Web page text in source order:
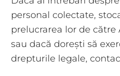
personal colectate,
prelucrarea lor de către
sau dacă dorești să
drepturile legale,